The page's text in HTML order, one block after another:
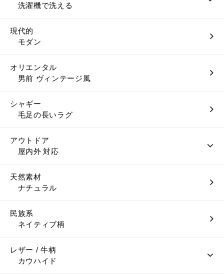
洗濯機で洗える
現代的
モダン
オリエンタル
男前 ヴィンテージ風
シャギー
毛足の長いラグ
アウトドア
屋内外 対応
天然素材
ナチュラル
民族系
ネイティブ柄
レザー / 牛柄
カウハイド